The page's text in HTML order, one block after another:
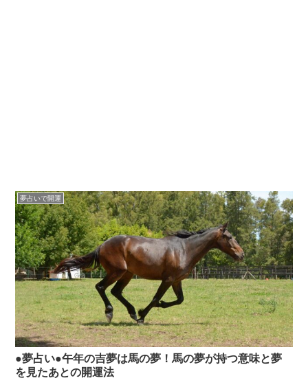
夢占いで開運
●夢占い●午年の吉夢は馬の夢！馬の夢が持つ意味と夢
を見たあとの開運法